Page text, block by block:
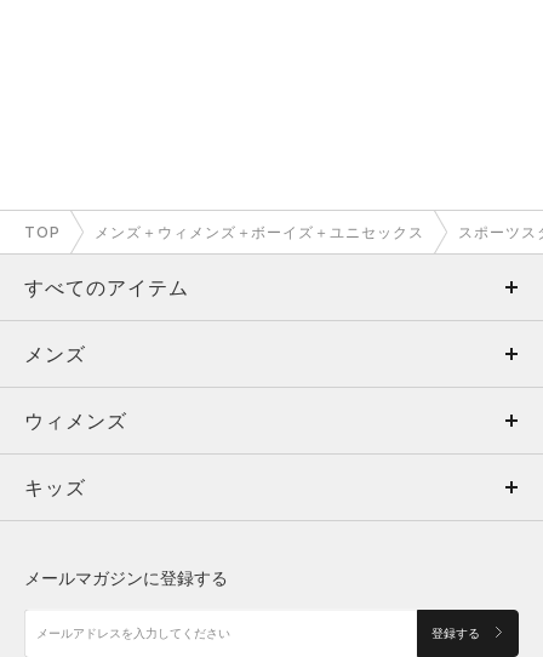
TOP メンズ＋ウィメンズ＋ボーイズ＋ユニセックス スポーツス
すべてのアイテム
メンズ
ウィメンズ
キッズ
アクセサリー
メンズ
トップス
ボトムス
アクセサリー
ウィメンズ
トップス
シューズ
キッズ
メールマガジンに登録する
登録する